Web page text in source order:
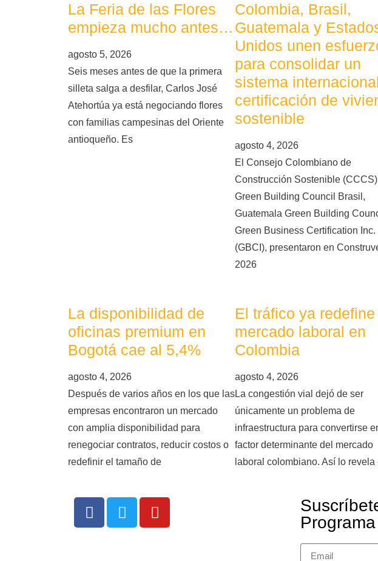
La Feria de las Flores
empieza mucho antes…
agosto 5, 2026
Seis meses antes de que la primera
silleta salga a desfilar, Carlos José
Atehortúa ya está negociando flores
con familias campesinas del Oriente
antioqueño. Es
Colombia, Brasil,
Guatemala y
Unidos unen
para consolidar un
sistema
certificación de
sostenible
agosto 4, 2026
El Consejo Colombiano de
Construcción Sostenible
Green Building Council Brasil,
Guatemala Green Building
Green Business Certification Inc.
(GBCI), presentaron en
2026
La disponibilidad de
oficinas premium en
Bogotá cae al 5,4%
agosto 4, 2026
Después de varios años en los que las
empresas encontraron un mercado
con amplia disponibilidad para
renegociar contratos, reducir costos o
redefinir el tamaño de
El tráfico ya redefine
mercado laboral en
Colombia
agosto 4, 2026
La congestión vial dejó de ser
únicamente un problema de
infraestructura para convertirse
factor determinante del mercado
laboral colombiano. Así lo revela